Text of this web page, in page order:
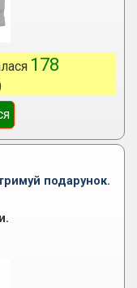
178
подарунок.